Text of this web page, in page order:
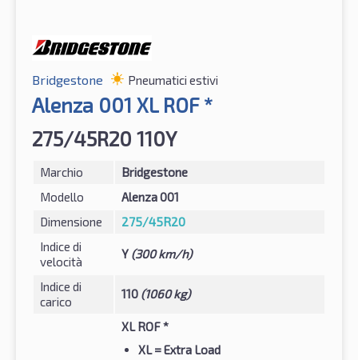
Bridgestone Pneumatici estivi
Alenza 001 XL ROF *
275/45R20 110Y
Marchio
Bridgestone
Modello
Alenza 001
Dimensione
275/45R20
Indice di
velocità
Y (300 km/h)
Indice di
carico
110 (1060 kg)
XL ROF *
XL = Extra Load